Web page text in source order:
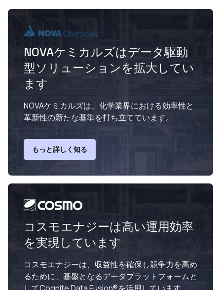
NOVAケミカルズはデータ駆動
型ソリューションを拡大してい
ます
NOVAケミカルズは、化学業界における効率性と
革新性の新たな基準を打ち立てています。
もっと詳しく知る
コスモエナジーは高い運用効率
を実現しています
コスモエナジーは、収益性を確保し競争力を高め
るために、基盤となるデータプラットフォームと